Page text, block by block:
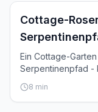
Inspiration
Cottage-
Ein Cottage-
Serpentinenpfad -
Erfahren Sie,
Wege gestalten.
8 min